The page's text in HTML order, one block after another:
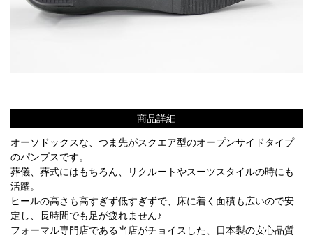
商品詳細
オーソドックスな、つま先がスクエア型のオープンサイドタイプ
のパンプスです。
葬儀、葬式にはもちろん、リクルートやスーツスタイルの時にも
活躍。
ヒールの高さも高すぎず低すぎずで、床に着く面積も広いので安
定し、長時間でも足が疲れません♪
フォーマル専門店である当店がチョイスした、日本製の安心品質